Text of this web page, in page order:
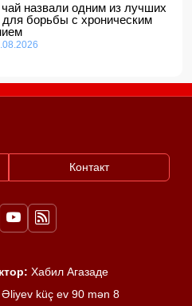
назвали одним из лучших
для борьбы с хроническим
Контакт
Хабил Агазаде
küç ev 90 mən 8